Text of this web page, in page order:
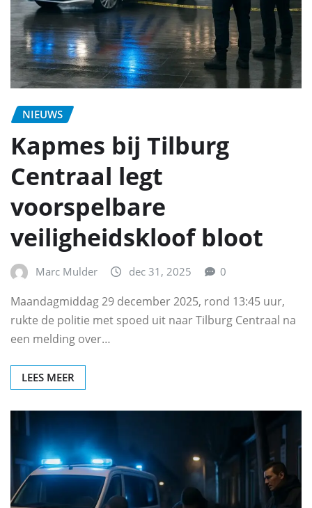
NIEUWS
Kapmes bij Tilburg
Centraal legt
voorspelbare
veiligheidskloof bloot
Marc Mulder dec 31, 2025 0
Maandagmiddag 29 december 2025, rond 13:45 uur,
rukte de politie met spoed uit naar Tilburg Centraal na
een melding over…
LEES MEER